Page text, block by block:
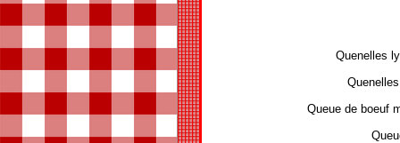
Quenelles
Queue de boeuf